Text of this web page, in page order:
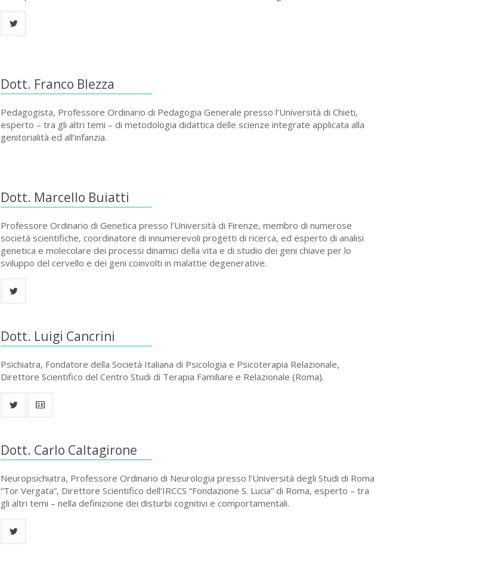
Dott. Franco Blezza
Pedagogista, Professore Ordinario di Pedagogia Generale presso l’Università di Chieti,
esperto – tra gli altri temi – di metodologia didattica delle scienze integrate applicata alla
genitorialità ed all’infanzia.
Dott. Marcello Buiatti
Professore Ordinario di Genetica presso l’Università di Firenze, membro di numerose
società scientifiche, coordinatore di innumerevoli progetti di ricerca, ed esperto di analisi
genetica e molecolare dei processi dinamici della vita e di studio dei geni chiave per lo
sviluppo del cervello e dei geni coinvolti in malattie degenerative.
Dott. Luigi Cancrini
Psichiatra, Fondatore della Società Italiana di Psicologia e Psicoterapia Relazionale,
Direttore Scientifico del Centro Studi di Terapia Familiare e Relazionale (Roma).
Dott. Carlo Caltagirone
Neuropsichiatra, Professore Ordinario di Neurologia presso l’Università degli Studi di Roma
“Tor Vergata”, Direttore Scientifico dell’IRCCS “Fondazione S. Lucia” di Roma, esperto – tra
gli altri temi – nella definizione dei disturbi cognitivi e comportamentali.